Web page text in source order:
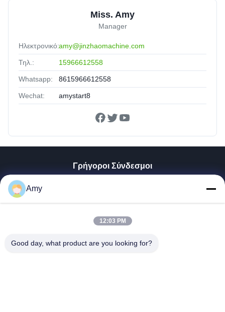
Miss. Amy
Manager
Ηλεκτρονικό:amy@jinzhaomachine.com
Τηλ.: 15966612558
Whatsapp: 8615966612558
Wechat: amystart8
Γρήγοροι Σύνδεσμοι
VR Παρουσιάστε
Γύρος Εργοστασίων
Amy
12:03 PM
Good day, what product are you looking for?